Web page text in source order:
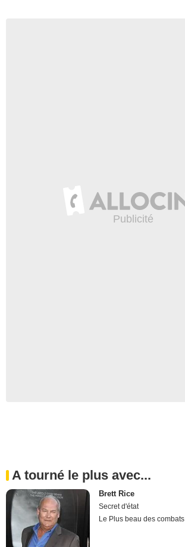
A tourné le plus avec...
Brett Rice
Secret d'état
Le Plus beau des combats